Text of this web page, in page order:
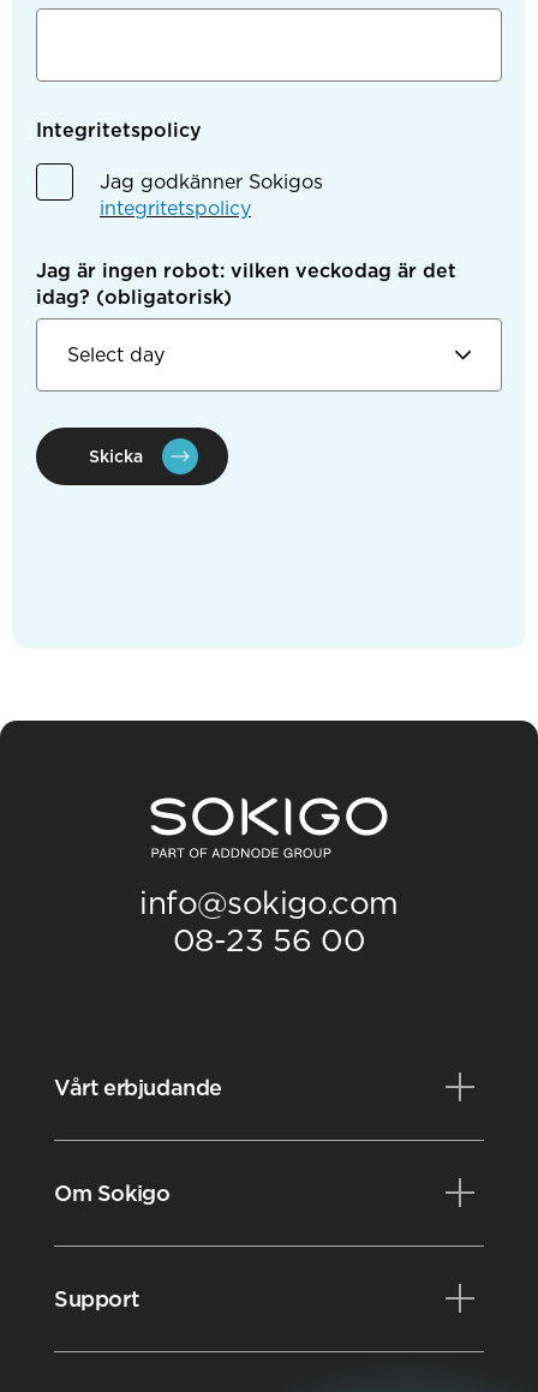
Integritetspolicy
Jag godkänner Sokigos
integritetspolicy
Jag är ingen robot: vilken veckodag är det
idag? (obligatorisk)
Skicka
info@sokigo.com
08-23 56 00
Vårt erbjudande
Videobibliotek
Om Sokigo
Support